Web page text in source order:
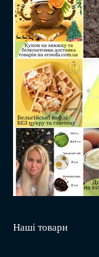
Наші товари